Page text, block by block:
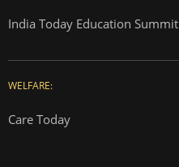
India Today Education Summit
WELFARE:
Care Today